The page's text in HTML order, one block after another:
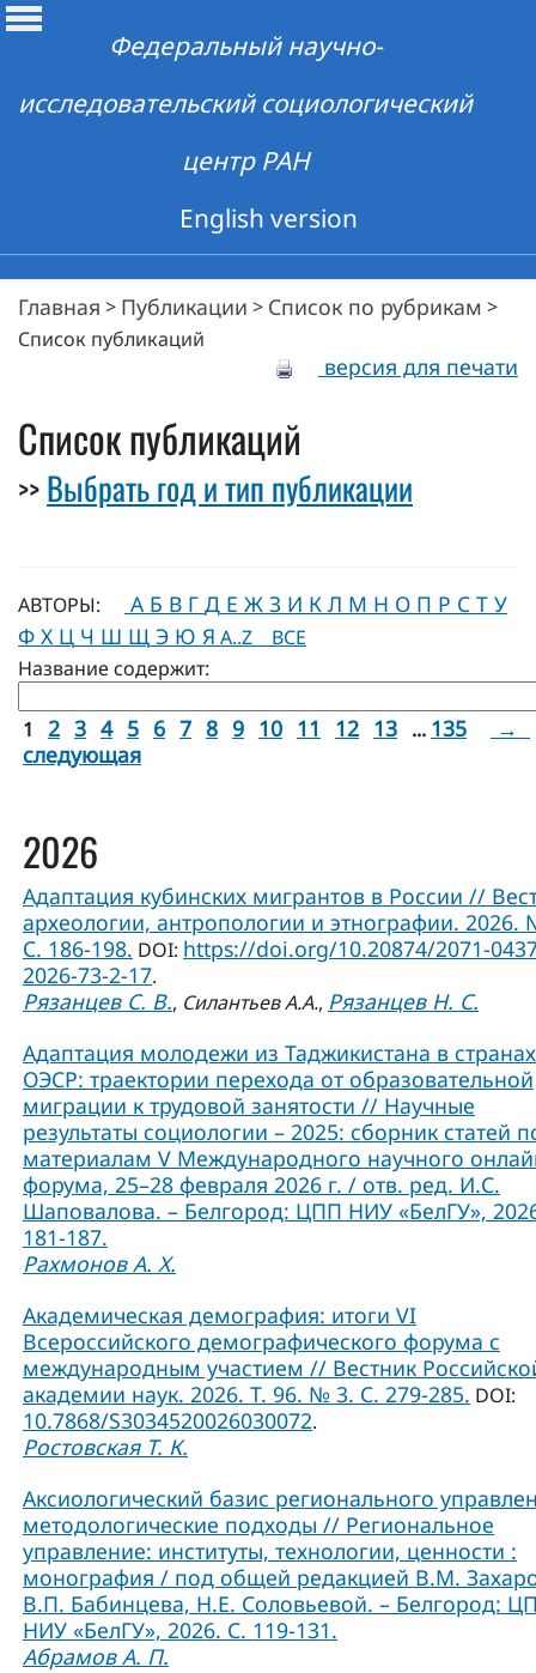
Федеральный научно-
исследовательский социологический
центр РАН
English version
Главная > Публикации > Список по рубрикам >
Список публикаций
версия для печати
Список публикаций
>>Выбрать год и тип публикации
АВТОРЫ: А Б В Г Д Е Ж З И К Л М Н О П Р С Т У
Ф Х Ц Ч Ш Щ Э Ю Я A..Z ВСЕ
Название содержит:
1 2 3 4 5 6 7 8 9 10 11 12 13 ... 135
→
следующая
2026
Адаптация кубинских мигрантов в России //
археологии, антропологии и этнографии. 2026.
С. 186-198. DOI: https://doi.org/10.20874/2071-
2026-73-2-17.
Рязанцев С. В., Силантьев А.А., Рязанцев Н. С.
Адаптация молодежи из Таджикистана в странах
ОЭСР: траектории перехода от образовательной
миграции к трудовой занятости // Научные
результаты социологии – 2025: сборник статей
материалам V Международного научного
форума, 25–28 февраля 2026 г. / отв. ред. И.С.
Шаповалова. – Белгород: ЦПП НИУ «БелГУ»,
181-187.
Рахмонов А. Х.
Академическая демография: итоги VI
Всероссийского демографического форума с
международным участием // Вестник
академии наук. 2026. Т. 96. № 3. С. 279-285. DOI:
10.7868/S3034520026030072.
Ростовская Т. К.
Аксиологический базис регионального
методологические подходы // Региональное
управление: институты, технологии, ценности :
монография / под общей редакцией В.М.
В.П. Бабинцева, Н.Е. Соловьевой. – Белгород:
НИУ «БелГУ», 2026. С. 119-131.
Абрамов А. П.